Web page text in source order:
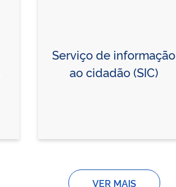
Serviço de informação
ao cidadão (SIC)
VER MAIS